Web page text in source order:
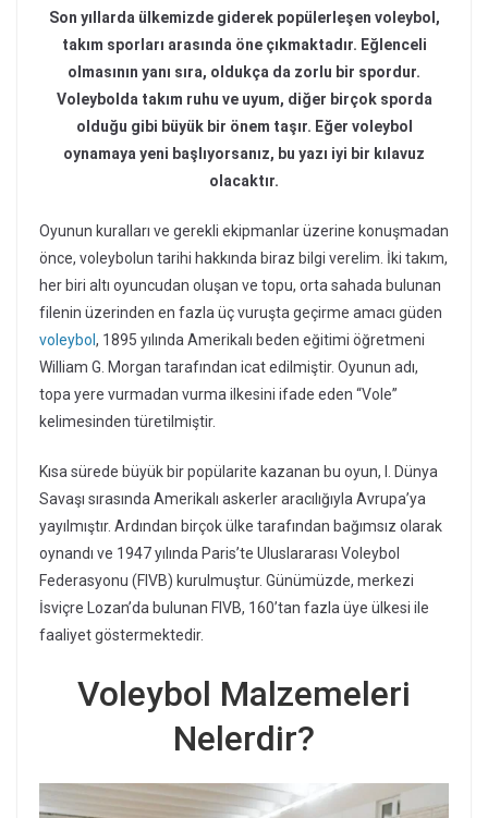
Son yıllarda ülkemizde giderek popülerleşen voleybol,
takım sporları arasında öne çıkmaktadır. Eğlenceli
olmasının yanı sıra, oldukça da zorlu bir spordur.
Voleybolda takım ruhu ve uyum, diğer birçok sporda
olduğu gibi büyük bir önem taşır. Eğer voleybol
oynamaya yeni başlıyorsanız, bu yazı iyi bir kılavuz
olacaktır.
Oyunun kuralları ve gerekli ekipmanlar üzerine konuşmadan
önce, voleybolun tarihi hakkında biraz bilgi verelim. İki takım,
her biri altı oyuncudan oluşan ve topu, orta sahada bulunan
filenin üzerinden en fazla üç vuruşta geçirme amacı güden
voleybol , 1895 yılında Amerikalı beden eğitimi öğretmeni
William G. Morgan tarafından icat edilmiştir. Oyunun adı,
topa yere vurmadan vurma ilkesini ifade eden “Vole”
kelimesinden türetilmiştir.
Kısa sürede büyük bir popülarite kazanan bu oyun, I. Dünya
Savaşı sırasında Amerikalı askerler aracılığıyla Avrupa’ya
yayılmıştır. Ardından birçok ülke tarafından bağımsız olarak
oynandı ve 1947 yılında Paris’te Uluslararası Voleybol
Federasyonu (FIVB) kurulmuştur. Günümüzde, merkezi
İsviçre Lozan’da bulunan FIVB, 160’tan fazla üye ülkesi ile
faaliyet göstermektedir.
Voleybol Malzemeleri
Nelerdir?